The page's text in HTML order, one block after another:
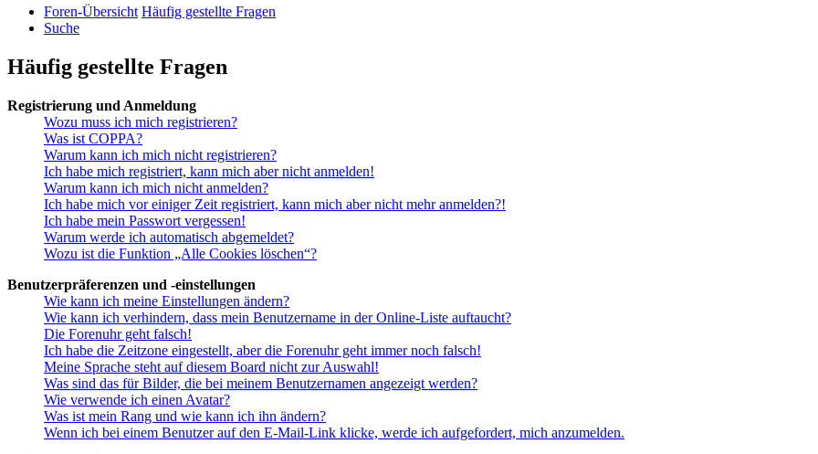
Foren-Übersicht Häufig gestellte Fragen
Suche
Häufig gestellte Fragen
Registrierung und Anmeldung
Wozu muss ich mich registrieren?
Was ist COPPA?
Warum kann ich mich nicht registrieren?
Ich habe mich registriert, kann mich aber nicht anmelden!
Warum kann ich mich nicht anmelden?
Ich habe mich vor einiger Zeit registriert, kann mich aber nicht mehr anmelden?!
Ich habe mein Passwort vergessen!
Warum werde ich automatisch abgemeldet?
Wozu ist die Funktion „Alle Cookies löschen“?
Benutzerpräferenzen und -einstellungen
Wie kann ich meine Einstellungen ändern?
Wie kann ich verhindern, dass mein Benutzername in der Online-Liste auftaucht?
Die Forenuhr geht falsch!
Ich habe die Zeitzone eingestellt, aber die Forenuhr geht immer noch falsch!
Meine Sprache steht auf diesem Board nicht zur Auswahl!
Was sind das für Bilder, die bei meinem Benutzernamen angezeigt werden?
Wie verwende ich einen Avatar?
Was ist mein Rang und wie kann ich ihn ändern?
Wenn ich bei einem Benutzer auf den E-Mail-Link klicke, werde ich aufgefordert, mich anzumelden.